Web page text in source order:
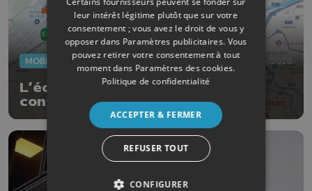
MOBILITÉ 29/05/2026
L’échangeur N°33 “Burenville”
continue sa mue
leur intérêt légitime plutôt que sur votre
consentement ; vous avez le droit de vous y
opposer dans Paramètres publicitaires. Vous
pouvez retirer votre consentement à tout
moment dans Paramètres des cookies.
Politique de confidentialité
ACCEPTER & FERMER
REFUSER TOUT
CONFIGURER